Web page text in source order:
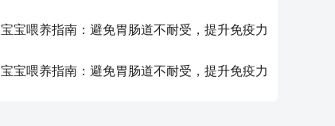
宝宝喂养指南：避免胃肠道不耐受，提升免疫力
宝宝喂养指南：避免胃肠道不耐受，提升免疫力